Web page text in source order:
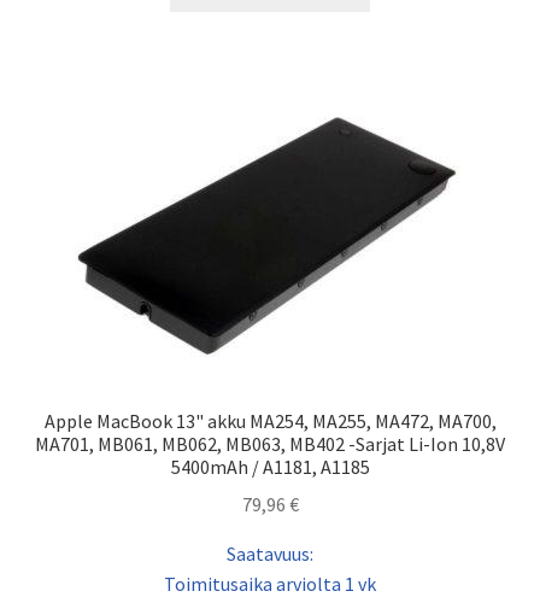
Apple MacBook 13" akku MA254, MA255, MA472, MA700,
MA701, MB061, MB062, MB063, MB402 -Sarjat Li-Ion 10,8V
5400mAh / A1181, A1185
79,96 €
Saatavuus:
Toimitusaika arviolta 1 vk